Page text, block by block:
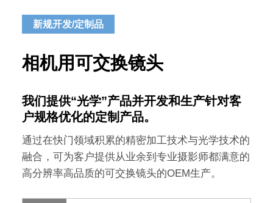
新规开发/定制品
相机用可交换镜头
我们提供“光学”产品并开发和生产针对客
户规格优化的定制产品。
通过在快门领域积累的精密加工技术与光学技术的
融合，可为客户提供从业余到专业摄影师都满意的
高分辨率高品质的可交换镜头的OEM生产。